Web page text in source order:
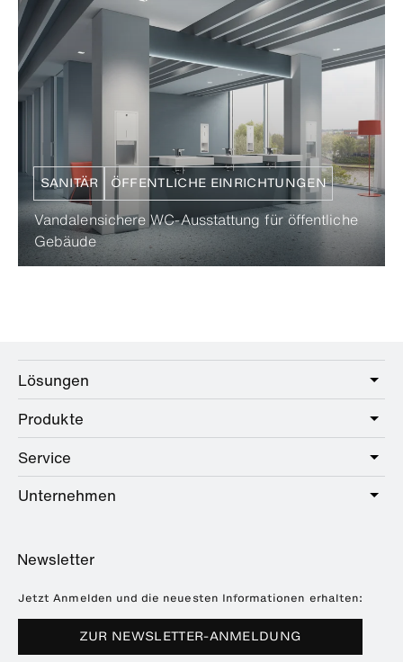
SANITÄR ÖFFENTLICHE EINRICHTUNGEN
Vandalensichere WC-Ausstattung für öffentliche
Gebäude
Lösungen
Care
Public
Hotel
Produkte
Sanitär
Beschläge
Händlersuche
Service
Serviceangebot
Seminare
Broschüren & Kataloge
Downloads
Häufig gestellte Fragen
Unternehmen
Referenzen
Presse
Messetermine
Newsletter
Jetzt Anmelden und die neuesten Informationen erhalten:
ZUR NEWSLETTER-ANMELDUNG